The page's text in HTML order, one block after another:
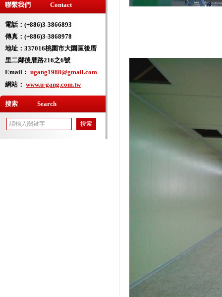
聯繫我們 Contact
電話：(+886)3-3866893
傳真：(+886)3-3868978
地址： 337016桃園市大園區後厝
里二鄰後厝路216之6號
Email： ugang1988@gmail.com
網站： www.u-gang.com.tw
搜索 Search